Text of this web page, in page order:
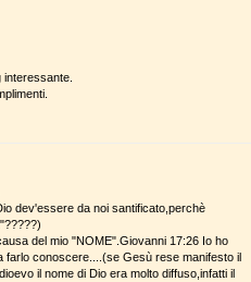
dev'essere da noi santificato,perchè
del mio "NOME".Giovanni 17:26 Io ho
farlo conoscere....(se Gesù rese manifesto il
il nome di Dio era molto diffuso,infatti il